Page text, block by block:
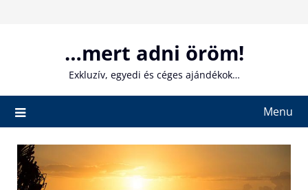
…mert adni öröm!
Exkluzív, egyedi és céges ajándékok…
Menu